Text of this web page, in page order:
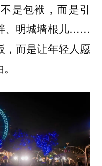
是包袱，而是引
、明城墙根儿……
而是让年轻人愿